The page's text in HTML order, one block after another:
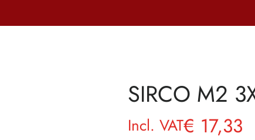
SIRCO M2
€ 17,33
Incl. VAT